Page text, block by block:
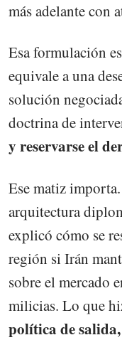
más adelante con
Esa formulación
equivale a una
solución
doctrina de
y reservarse el
Ese matiz
arquitectura
explicó cómo se
región si Irán
sobre el mercado
milicias. Lo que
política de